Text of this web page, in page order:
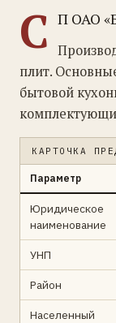
С П ОАО
плит.
бытовой
КАРТОЧКА
Параметр
Юридическое
наименование
УНП
Район
Населенный